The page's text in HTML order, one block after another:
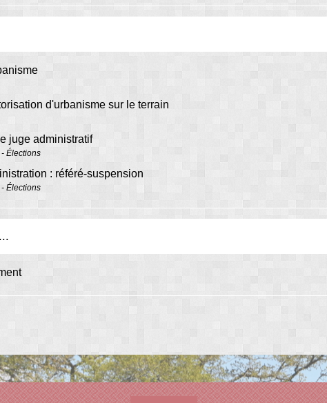
d'urbanisme sur le terrain
juge administratif
Élections
: référé-suspension
Élections